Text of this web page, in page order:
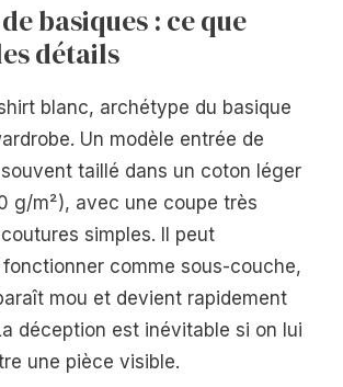
basiques : ce que
détails
blanc, archétype du basique
Un modèle entrée de
taillé dans un coton léger
g/m²), avec une coupe très
simples. Il peut
comme sous-couche,
mou et devient rapidement
déception est inévitable si on lui
une pièce visible.